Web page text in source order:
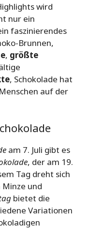
wird
nur ein
faszinierendes
Brunnen,
, größte
, Schokolade hat
auf der
am 7. Juli gibt es
, der am 19.
Tag dreht sich
und
bietet die
Variationen